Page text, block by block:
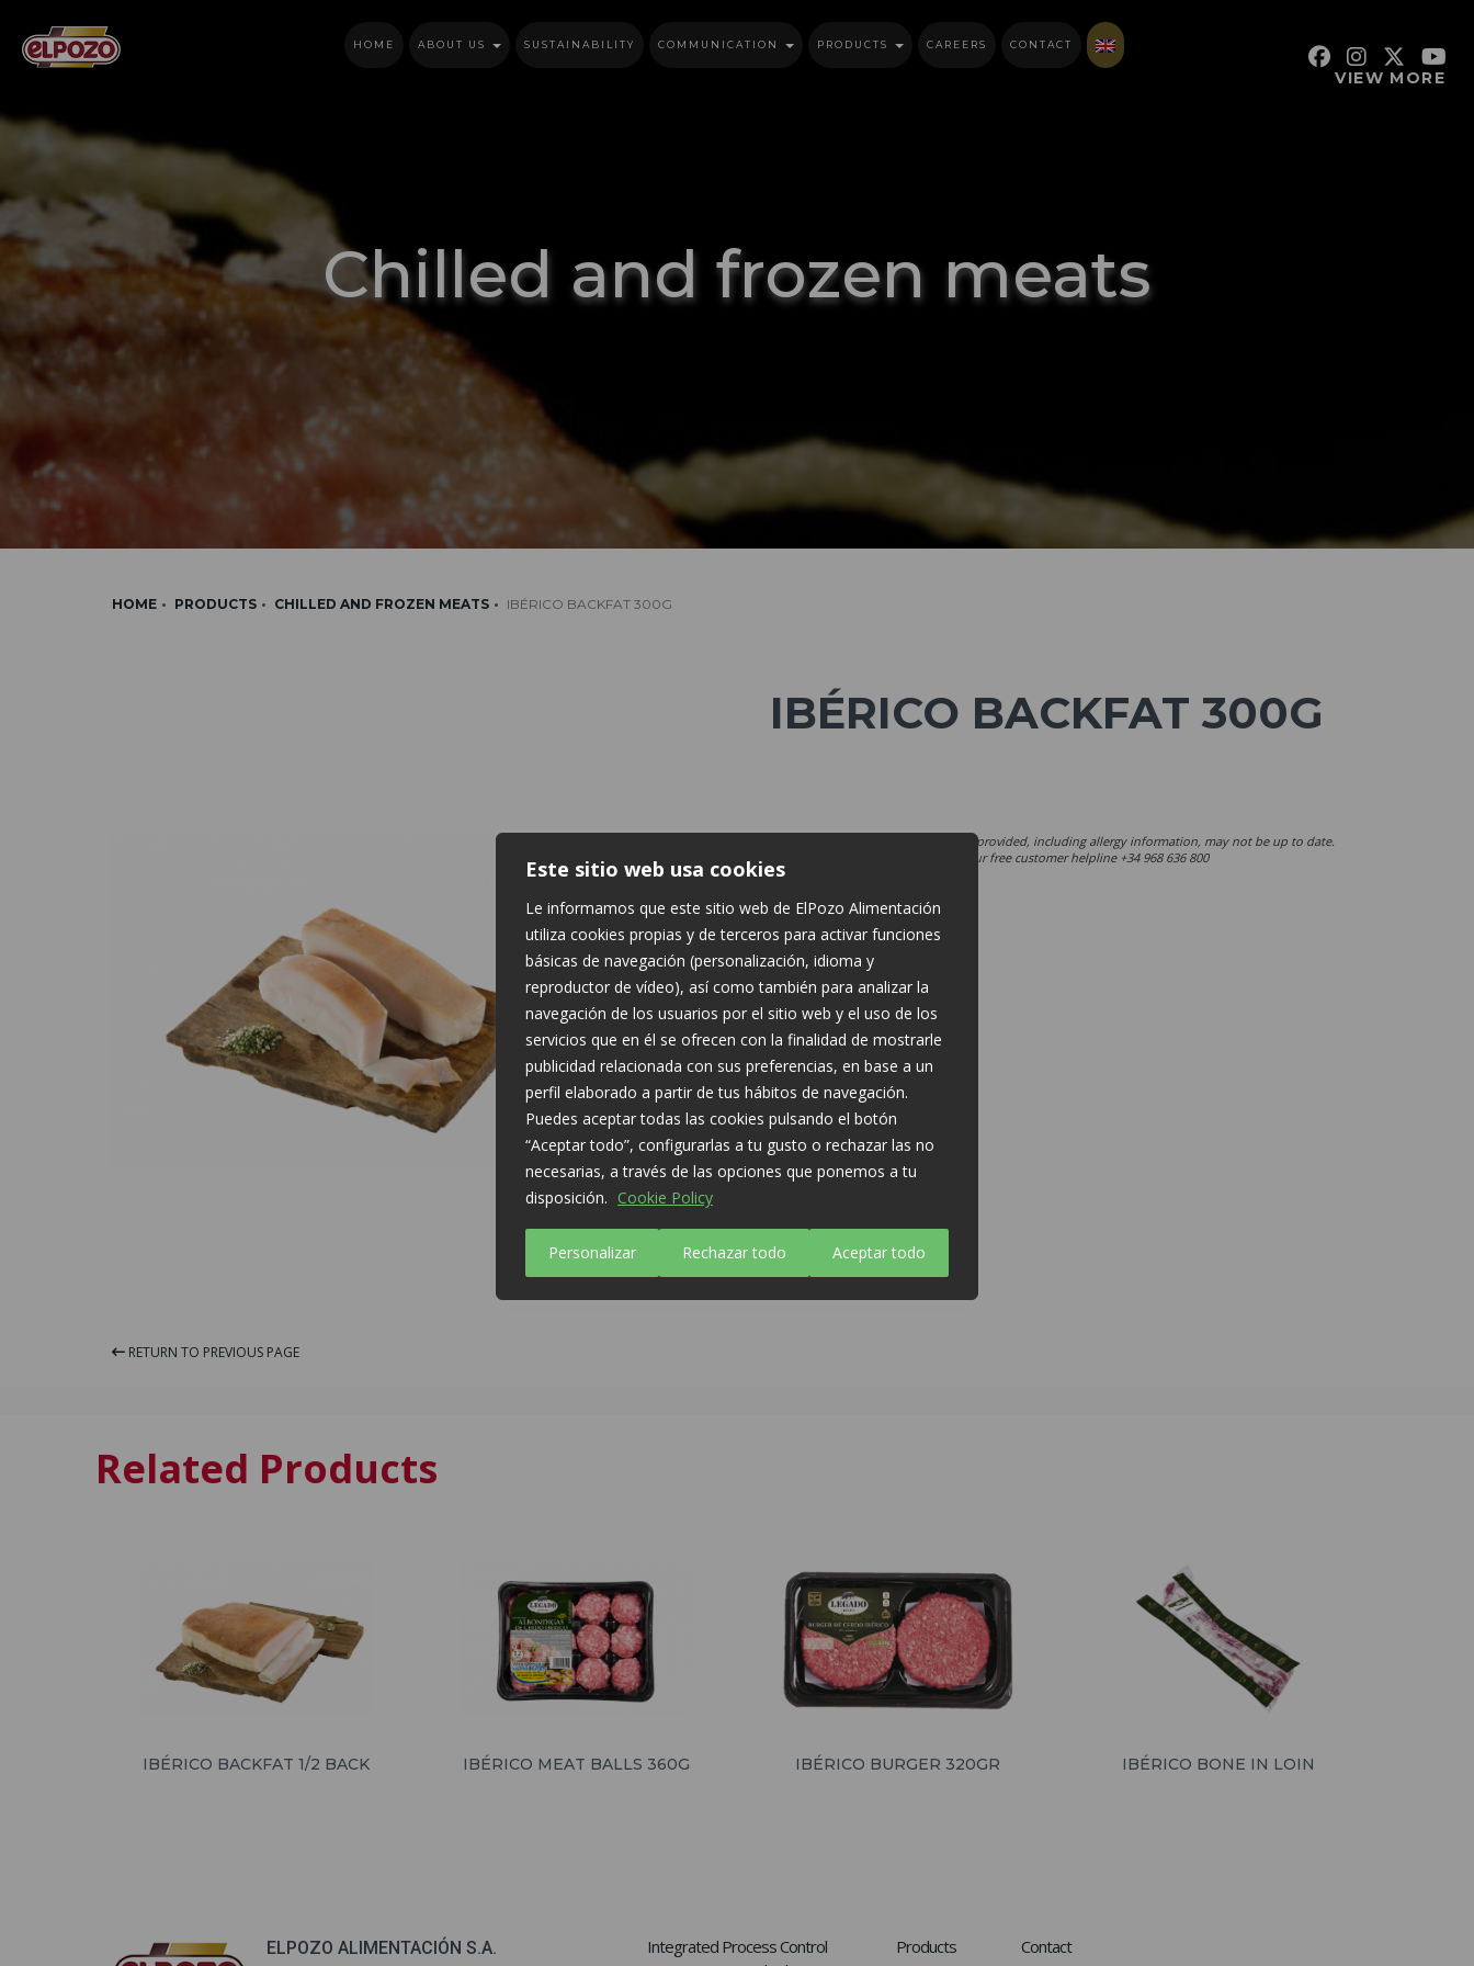
Este sitio web usa cookies
Le informamos que este sitio web de ElPozo Alimentación
utiliza cookies propias y de terceros para activar funciones
básicas de navegación (personalización, idioma y
reproductor de vídeo), así como también para analizar la
navegación de los usuarios por el sitio web y el uso de los
servicios que en él se ofrecen con la finalidad de mostrarle
publicidad relacionada con sus preferencias, en base a un
perfil elaborado a partir de tus hábitos de navegación.
Puedes aceptar todas las cookies pulsando el botón
“Aceptar todo”, configurarlas a tu gusto o rechazar las no
necesarias, a través de las opciones que ponemos a tu
disposición. Cookie Policy
Personalizar Rechazar todo Aceptar todo
HOME ABOUT US SUSTAINABILITY COMMUNICATION PRODUCTS CAREERS CONTACT
Chilled and frozen meats
HOME PRODUCTS CHILLED AND FROZEN MEATS IBÉRICO BACKFAT 300G
IBÉRICO BACKFAT 300G
* The product image or information provided, including allergy information, may not be up to date.
For further information, call us on our free customer helpline +34 968 636 800
RETURN TO PREVIOUS PAGE
Related Products
VIEW MORE
IBÉRICO BACKFAT 1/2 BACK IBÉRICO MEAT BALLS 360G IBÉRICO BURGER 320GR IBÉRICO BONE IN LOIN
ELPOZO ALIMENTACIÓN S.A.
Integrated Process Control
Products
Contact